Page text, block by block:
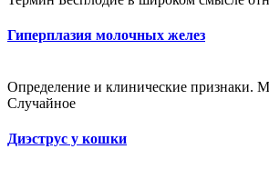
Гиперплазия молочных желез
Определение и клинические признаки.
Случайное
Диэструс у кошки